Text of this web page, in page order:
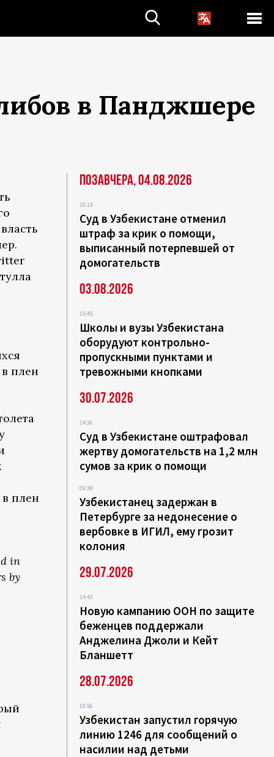
в Панджшере
плен
в плен
in
by
Позавчера, 04.08.2026
10:15
Суд в Узбекистане отменил
штраф за крик о помощи,
выписанный потерпевшей от
домогательств
03.08.2026
15:45
Школы и вузы Узбекистана
оборудуют контрольно-
пропускными пунктами и
тревожными кнопками
30.07.2026
14:36
Суд в Узбекистане оштрафовал
жертву домогательств на 1,2 млн
сумов за крик о помощи
09:38
Узбекистанец задержан в
Петербурге за недонесение о
вербовке в ИГИЛ, ему грозит
колония
29.07.2026
14:43
Новую кампанию ООН по защите
беженцев поддержали
Анджелина Джоли и Кейт
Бланшетт
28.07.2026
19:56
Узбекистан запустил горячую
линию 1246 для сообщений о
насилии над детьми